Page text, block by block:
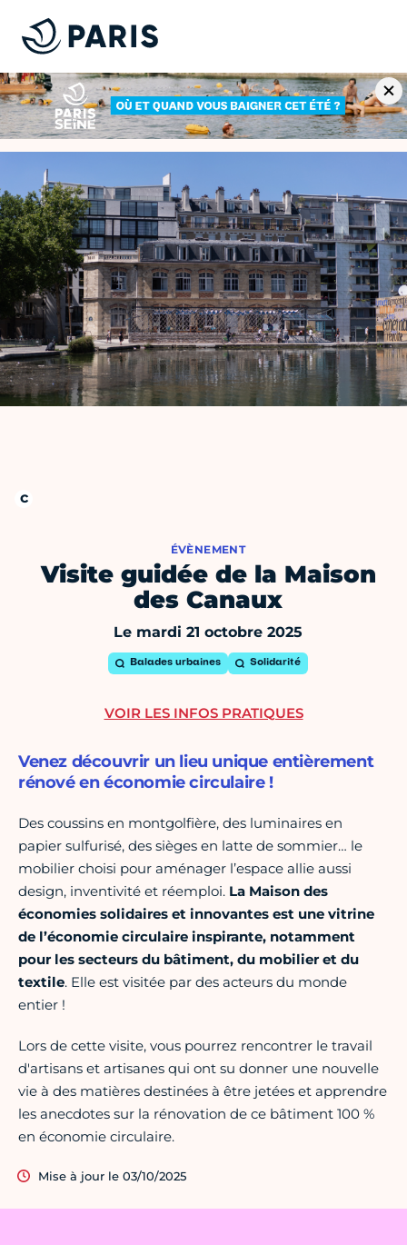
ÉVÈNEMENT
Visite guidée de la Maison
des Canaux
Le mardi 21 octobre 2025
Balades urbaines Solidarité
Venez découvrir un lieu unique entièrement
rénové en économie circulaire !
Des coussins en montgolfière, des luminaires en
papier sulfurisé, des sièges en latte de sommier… le
mobilier choisi pour aménager l’espace allie aussi
design, inventivité et réemploi. La Maison des
économies solidaires et innovantes est une vitrine
de l’économie circulaire inspirante, notamment
pour les secteurs du bâtiment, du mobilier et du
textile. Elle est visitée par des acteurs du monde
entier !
Lors de cette visite, vous pourrez rencontrer le travail
d'artisans et artisanes qui ont su donner une nouvelle
vie à des matières destinées à être jetées et apprendre
les anecdotes sur la rénovation de ce bâtiment 100 %
en économie circulaire.
Mise à jour le 03/10/2025
VOIR LES INFOS PRATIQUES